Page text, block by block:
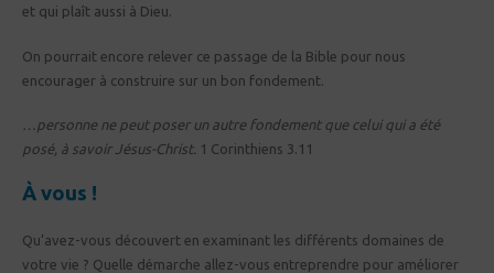
et qui plaît aussi à Dieu.
On pourrait encore relever ce passage de la Bible pour nous
encourager à construire sur un bon fondement.
…personne ne peut poser un autre fondement que celui qui a été
posé, à savoir Jésus-Christ. 1 Corinthiens 3.11
À vous !
Qu’avez-vous découvert en examinant les différents domaines de
votre vie ? Quelle démarche allez-vous entreprendre pour améliorer